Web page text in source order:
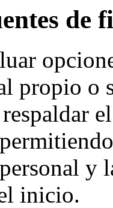
de
propio o
y
inicio.